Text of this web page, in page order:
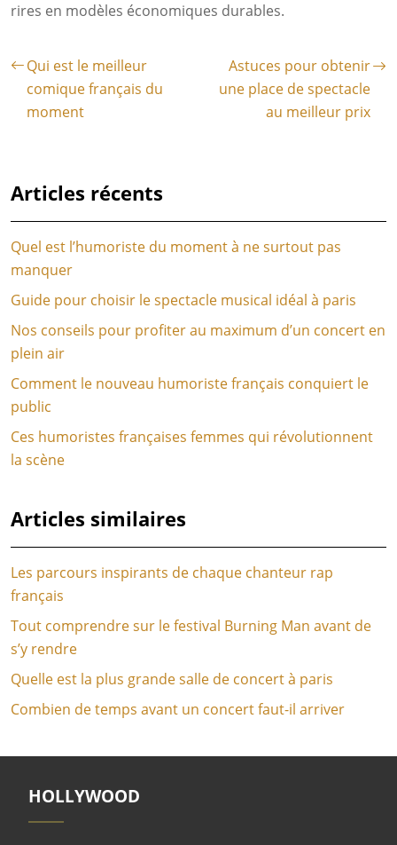
rires en modèles économiques durables.
Qui est le meilleur
comique français du
moment
Astuces pour obtenir
une place de spectacle
au meilleur prix
Articles récents
Quel est l’humoriste du moment à ne surtout pas
manquer
Guide pour choisir le spectacle musical idéal à paris
Nos conseils pour profiter au maximum d’un concert en
plein air
Comment le nouveau humoriste français conquiert le
public
Ces humoristes françaises femmes qui révolutionnent
la scène
Articles similaires
Les parcours inspirants de chaque chanteur rap
français
Tout comprendre sur le festival Burning Man avant de
s’y rendre
Quelle est la plus grande salle de concert à paris
Combien de temps avant un concert faut-il arriver
HOLLYWOOD